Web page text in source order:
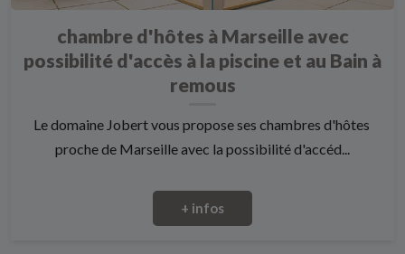
chambre d'hôtes à Marseille avec
possibilité d'accès à la piscine et au Bain à
remous
Le domaine Jobert vous propose ses chambres d'hôtes
proche de Marseille avec la possibilité d'accéd...
+ infos